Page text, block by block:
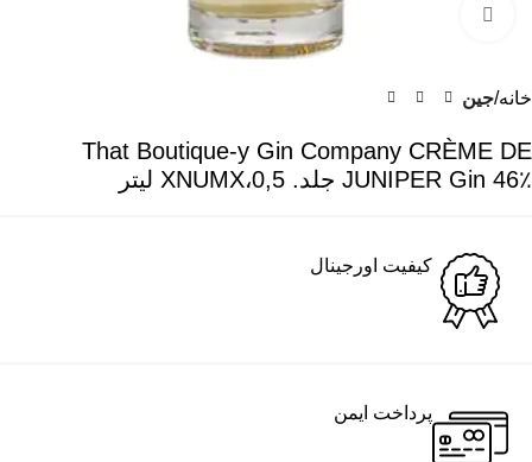
برای بزرگنمایی کلیک کنید
خانه جین
That Boutique-y Gin Company CRÈME DE
JUNIPER Gin 46٪ جلد. 0,5،XNUMX لیتر
کیفیت اورجینال
پرداخت ایمن